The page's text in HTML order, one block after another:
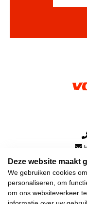
Deze website maakt
We gebruiken cookies
personaliseren, om
om ons websiteverkeer